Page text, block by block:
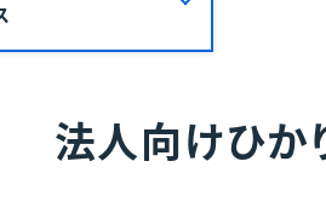
法人向けひか